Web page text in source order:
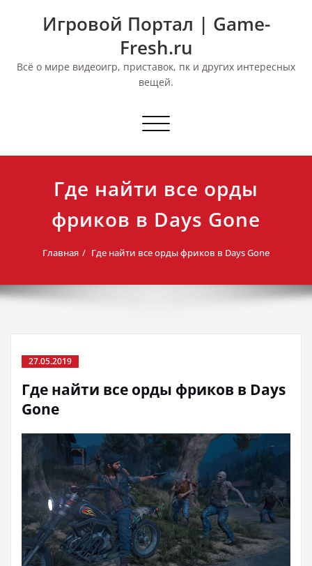
Игровой Портал | Game-
Fresh.ru
Всё о мире видеоигр, приставок, пк и других интересных
вещей.
Переключить
Где найти все орды
фриков в Days Gone
Главная Где найти все орды фриков в Days Gone
27.05.2019
Где найти все орды фриков в Days
Gone